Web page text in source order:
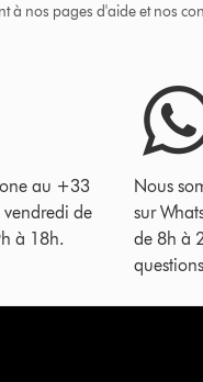
à nos pages d'aide et nos
au +33
de
à 18h.
Nous
sur
de 8h à